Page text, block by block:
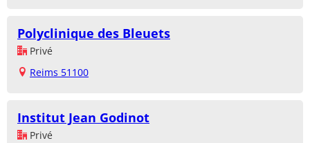
Polyclinique des Bleuets
Privé
Reims 51100
Institut Jean Godinot
Privé